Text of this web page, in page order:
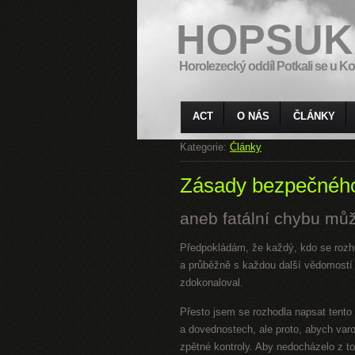
HOPSUK
Horolezecký oddíl Potkali se u
ACT O NÁS ČLÁNKY
Kategorie: Články
Zásady
aneb fatální chybu
Předpokládám, že každý, kdo se
a průběžně s každou další
zdokonaloval.
Přesto jsem se rozhodla napsat
a dovednostech, ale proto, abych
zpětné kontroly. Aby nedocházelo z